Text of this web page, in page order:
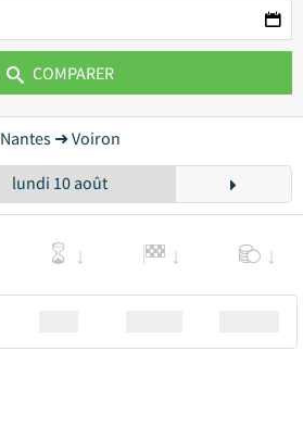
COMPARER
Nantes ➜ Voiron
lundi 10 août